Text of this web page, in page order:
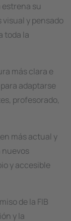
su
y pensado
toda la
más clara e
adaptarse
profesorado,
más actual y
nuevos
y accesible
de la FIB
y la